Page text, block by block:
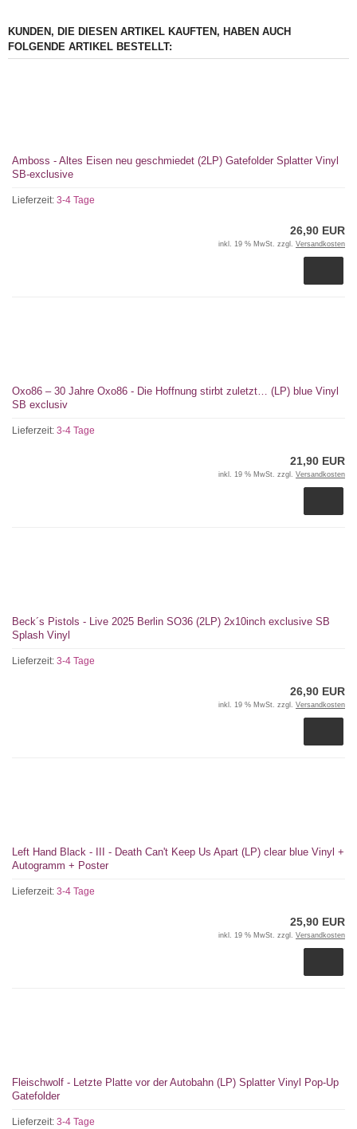
KUNDEN, DIE DIESEN ARTIKEL KAUFTEN, HABEN AUCH
FOLGENDE ARTIKEL BESTELLT:
Amboss - Altes Eisen neu geschmiedet (2LP) Gatefolder Splatter Vinyl
SB-exclusive
Lieferzeit: 3-4 Tage
26,90 EUR
inkl. 19 % MwSt. zzgl. Versandkosten
Oxo86 – 30 Jahre Oxo86 - Die Hoffnung stirbt zuletzt… (LP) blue Vinyl
SB exclusiv
Lieferzeit: 3-4 Tage
21,90 EUR
inkl. 19 % MwSt. zzgl. Versandkosten
Beck´s Pistols - Live 2025 Berlin SO36 (2LP) 2x10inch exclusive SB
Splash Vinyl
Lieferzeit: 3-4 Tage
26,90 EUR
inkl. 19 % MwSt. zzgl. Versandkosten
Left Hand Black - III - Death Can't Keep Us Apart (LP) clear blue Vinyl +
Autogramm + Poster
Lieferzeit: 3-4 Tage
25,90 EUR
inkl. 19 % MwSt. zzgl. Versandkosten
Fleischwolf - Letzte Platte vor der Autobahn (LP) Splatter Vinyl Pop-Up
Gatefolder
Lieferzeit: 3-4 Tage